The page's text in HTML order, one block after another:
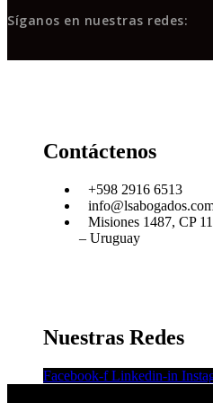
Síganos en nuestras redes:
Contáctenos
+598 2916 6513
Misiones 1487, CP
– Uruguay
Nuestras Redes
Facebook-f Linkedin-in